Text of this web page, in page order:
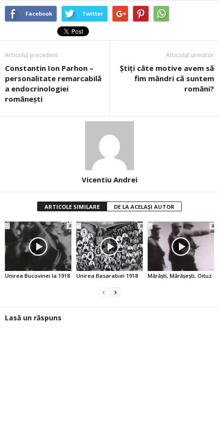
Facebook Twitter
Articolul precedent
Constantin Ion Parhon –
personalitate remarcabilă
a endocrinologiei
românești
Articolul următor
Știți câte motive avem să
fim mândri că suntem
români?
Vicentiu Andrei
ARTICOLE SIMILARE DE LA ACELAȘI AUTOR
Unirea Bucovinei la 1918 Unirea Basarabiei 1918 Mărăşti, Mărăşeşti, Oituz
Lasă un răspuns